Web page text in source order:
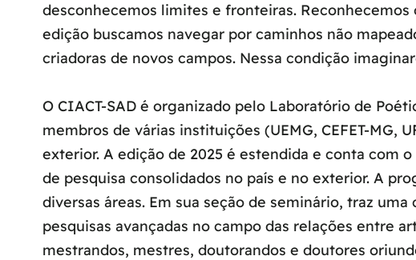
desconhecemos limites e fronteiras.
edição buscamos navegar por caminhos não
criadoras de novos campos. Nessa condição
O CIACT-SAD é organizado pelo Laboratório de
membros de várias instituições (UEMG, CEFET-
exterior. A edição de 2025 é estendida e conta com
de pesquisa consolidados no país e no exterior. A
diversas áreas. Em sua seção de seminário, traz
pesquisas avançadas no campo das relações entre
mestrandos, mestres, doutorandos e doutores